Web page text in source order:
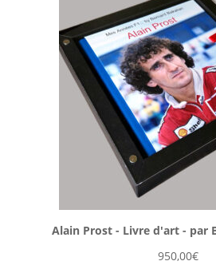
Alain Prost - Livre d'art - par
950,00€